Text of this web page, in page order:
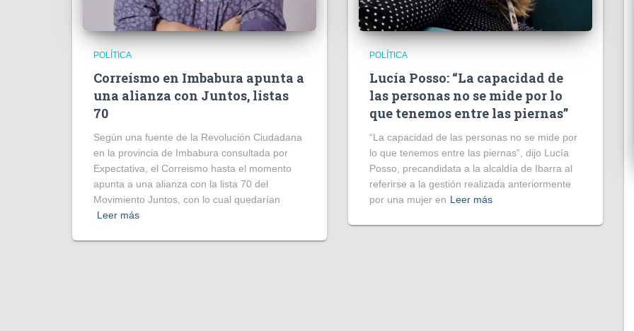
POLÍTICA
Correísmo en Imbabura apunta a
una alianza con Juntos, listas
70
Según una fuente de la Revolución Ciudadana
en la provincia de Imbabura consultada por
Expectativa, el Correismo hasta el momento
apunta a una alianza con la lista 70 del
Movimiento Juntos, con lo cual quedarían
Leer más
POLÍTICA
Lucía Posso: “La capacidad de
las personas no se mide por lo
que tenemos entre las piernas”
“La capacidad de las personas no se mide por
lo que tenemos entre las piernas”, dijo Lucía
Posso, precandidata a la alcaldía de Ibarra al
referirse a la gestión realizada anteriormente
por una mujer en Leer más